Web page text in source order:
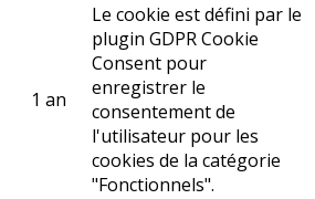
1 an
Le cookie est défini par le
plugin GDPR Cookie
Consent pour
enregistrer le
consentement de
l'utilisateur pour les
cookies de la catégorie
"Fonctionnels".